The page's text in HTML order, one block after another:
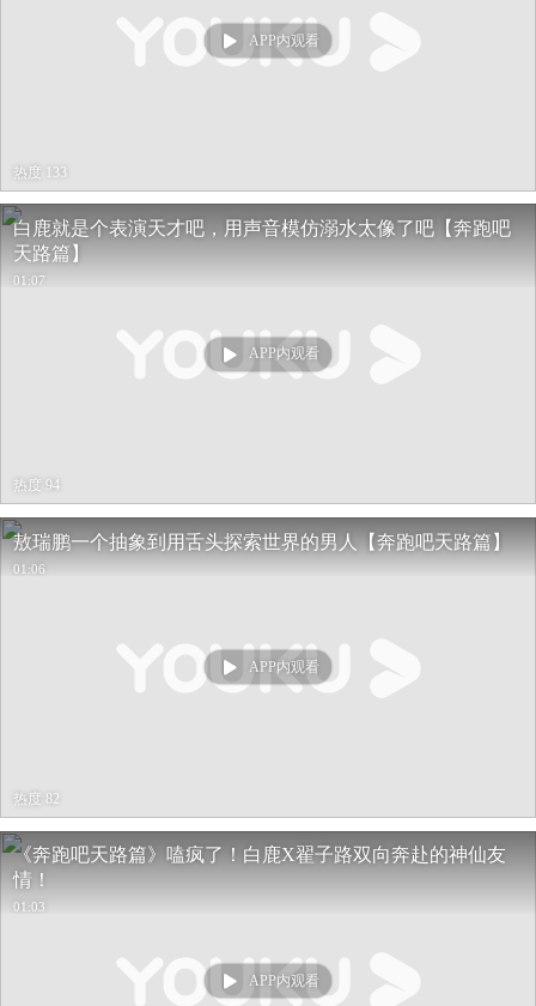
APP内观看
热度 133
白鹿就是个表演天才吧，用声音模仿溺水太像了吧【奔跑吧
天路篇】
01:07
APP内观看
热度 94
敖瑞鹏一个抽象到用舌头探索世界的男人【奔跑吧天路篇】
01:06
APP内观看
热度 82
《奔跑吧天路篇》嗑疯了！白鹿X翟子路双向奔赴的神仙友
情！
01:03
APP内观看